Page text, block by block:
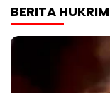
BERITA HUKRIM